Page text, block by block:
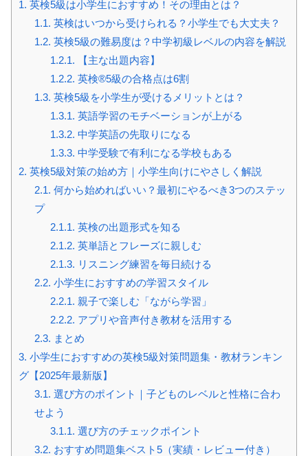
1. 英検5級は小学生におすすめ！その理由とは？
1.1. 英検はいつから受けられる？小学生でも大丈夫？
1.2. 英検5級の難易度は？中学初級レベルの内容を解説
1.2.1. 【主な出題内容】
1.2.2. 英検®5級の合格点は6割
1.3. 英検5級を小学生が受けるメリットとは？
1.3.1. 英語学習のモチベーションが上がる
1.3.2. 中学英語の先取りになる
1.3.3. 中学受験で有利になる学校もある
2. 英検5級対策の始め方｜小学生向けにやさしく解説
2.1. 何から始めればいい？最初にやるべき3つのステッ
プ
2.1.1. 英検の出題形式を知る
2.1.2. 英単語とフレーズに親しむ
2.1.3. リスニング練習を毎日続ける
2.2. 小学生におすすめの学習スタイル
2.2.1. 親子で楽しむ「ながら学習」
2.2.2. アプリや音声付き教材を活用する
2.3. まとめ
3. 小学生におすすめの英検5級対策問題集・教材ランキン
グ【2025年最新版】
3.1. 選び方のポイント｜子どものレベルと性格に合わ
せよう
3.1.1. 選び方のチェックポイント
3.2. おすすめ問題集ベスト5（実績・レビュー付き）